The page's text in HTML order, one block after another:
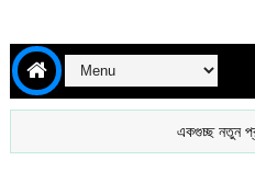
একগুচ্ছ নতুন